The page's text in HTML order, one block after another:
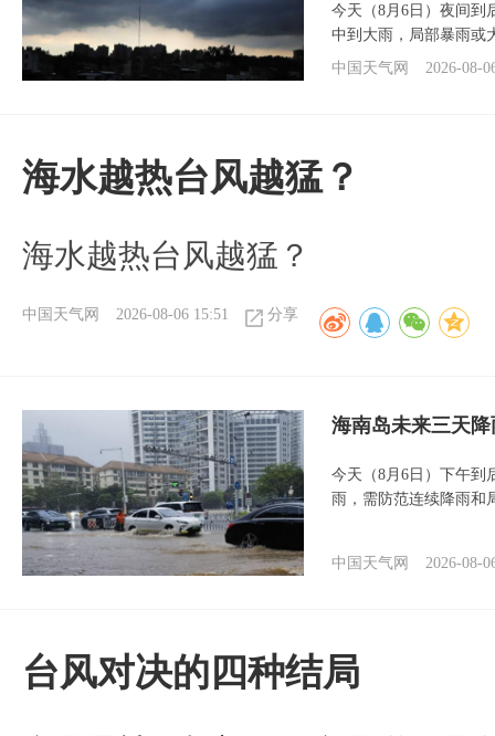
今天（8月6日）夜间到
中到大雨，局部暴雨或
中国天气网
2026-08-
海水越热台风越猛？
海水越热台风越猛？
中国天气网 2026-08-06 15:51 分享
海南岛未来三天
今天（8月6日）下午到
雨，需防范连续降雨和
中国天气网 2026-08-
台风对决的四种结局